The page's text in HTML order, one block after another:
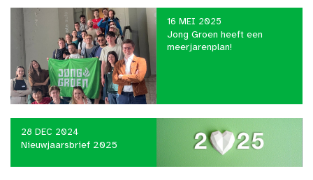
16 MEI 2025
Jong Groen heeft een
meerjarenplan!
28 DEC 2024
Nieuwjaarsbrief 2025